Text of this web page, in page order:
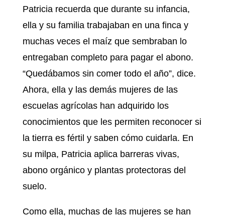
Patricia recuerda que durante su infancia,
ella y su familia trabajaban en una finca y
muchas veces el maíz que sembraban lo
entregaban completo para pagar el abono.
“Quedábamos sin comer todo el año”, dice.
Ahora, ella y las demás mujeres de las
escuelas agrícolas han adquirido los
conocimientos que les permiten reconocer si
la tierra es fértil y saben cómo cuidarla. En
su milpa, Patricia aplica barreras vivas,
abono orgánico y plantas protectoras del
suelo.
Como ella, muchas de las mujeres se han